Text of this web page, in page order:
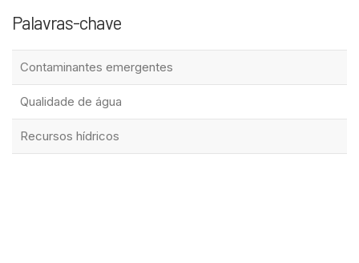
Palavras-chave
Contaminantes emergentes
Qualidade de água
Recursos hídricos